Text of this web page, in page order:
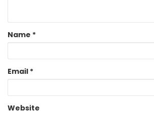
Name *
Email *
Website